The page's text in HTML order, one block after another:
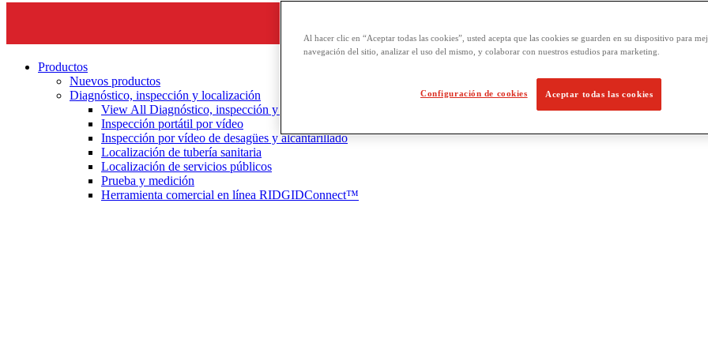
Productos
Nuevos productos
Diagnóstico, inspección y localización
View All Diagnóstico, inspección y localización
Inspección portátil por vídeo
Inspección por vídeo de desagües y alcantarillado
Localización de tubería sanitaria
Localización de servicios públicos
Prueba y medición
Herramienta comercial en línea RIDGIDConnect™
Al hacer clic en “Aceptar todas las cookies”, usted acepta que las cookies se guarden en su dispositivo para
navegación del sitio, analizar el uso del mismo, y colaborar con nuestros estudios para marketing.
Configuración de cookies Aceptar todas las cookies